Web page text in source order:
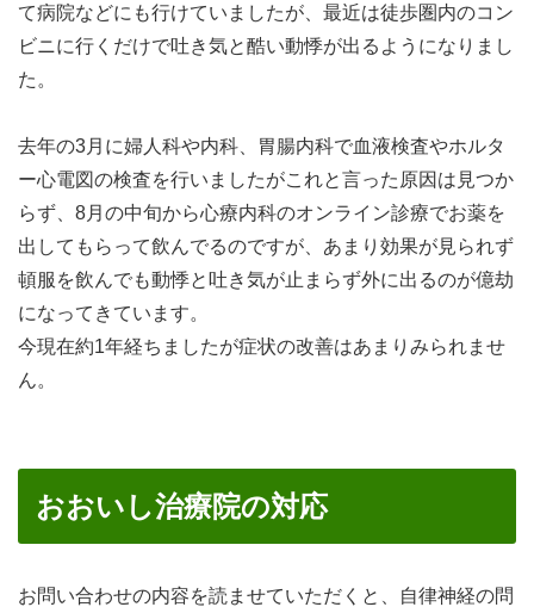
て病院などにも行けていましたが、最近は徒歩圏内のコン
ビニに行くだけで吐き気と酷い動悸が出るようになりまし
た。
去年の3月に婦人科や内科、胃腸内科で血液検査やホルタ
ー心電図の検査を行いましたがこれと言った原因は見つか
らず、8月の中旬から心療内科のオンライン診療でお薬を
出してもらって飲んでるのですが、あまり効果が見られず
頓服を飲んでも動悸と吐き気が止まらず外に出るのが億劫
になってきています。
今現在約1年経ちましたが症状の改善はあまりみられませ
ん。
おおいし治療院の対応
お問い合わせの内容を読ませていただくと、自律神経の問